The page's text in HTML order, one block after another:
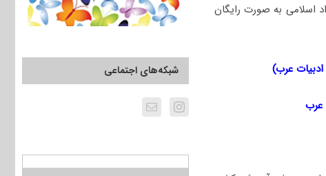
آزاد اسلامی به صورت رایگان
شبکه‌های اجتماعی